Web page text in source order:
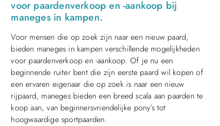
voor paardenverkoop en -aankoop bij
maneges in kampen.
Voor mensen die op zoek zijn naar een nieuw paard,
bieden maneges in kampen verschillende mogelijkheden
voor paardenverkoop en -aankoop. Of je nu een
beginnende ruiter bent die zijn eerste paard wil kopen of
een ervaren eigenaar die op zoek is naar een nieuw
rijpaard, maneges bieden een breed scala aan paarden te
koop aan, van beginnersvriendelijke pony’s tot
hoogwaardige sportpaarden.